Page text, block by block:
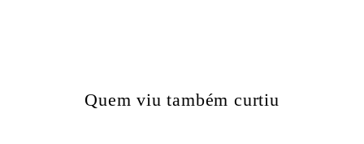
Quem viu também curtiu